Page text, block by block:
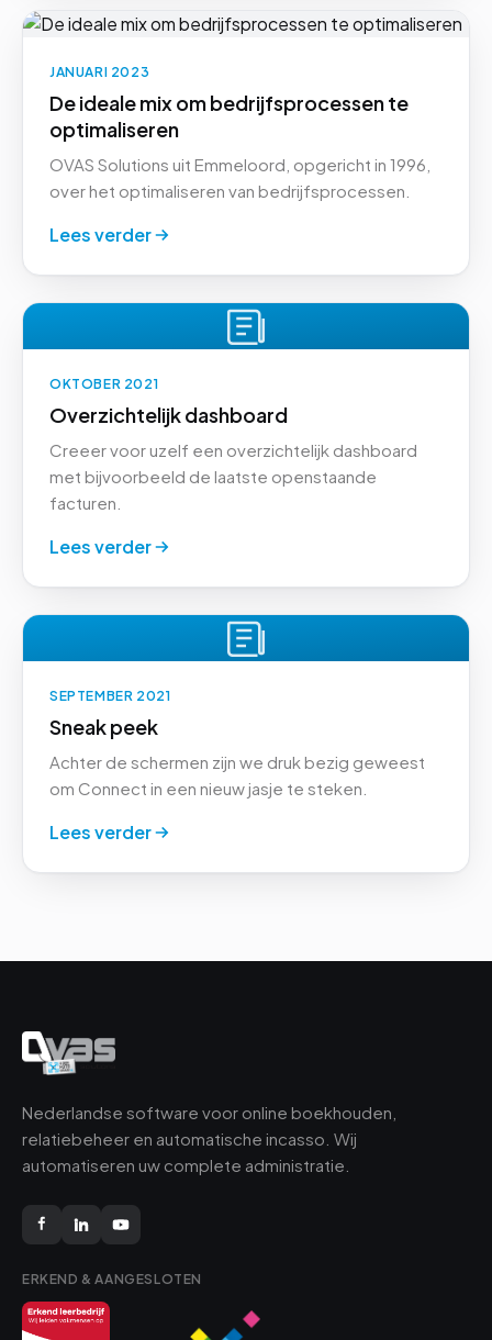
JANUARI 2023
De ideale mix om bedrijfsprocessen te
optimaliseren
OVAS Solutions uit Emmeloord, opgericht in 1996,
over het optimaliseren van bedrijfsprocessen.
Lees verder
OKTOBER 2021
Overzichtelijk dashboard
Creeer voor uzelf een overzichtelijk dashboard
met bijvoorbeeld de laatste openstaande
facturen.
Lees verder
SEPTEMBER 2021
Sneak peek
Achter de schermen zijn we druk bezig geweest
om Connect in een nieuw jasje te steken.
Lees verder
Nederlandse software voor online boekhouden,
relatiebeheer en automatische incasso. Wij
automatiseren uw complete administratie.
ERKEND & AANGESLOTEN